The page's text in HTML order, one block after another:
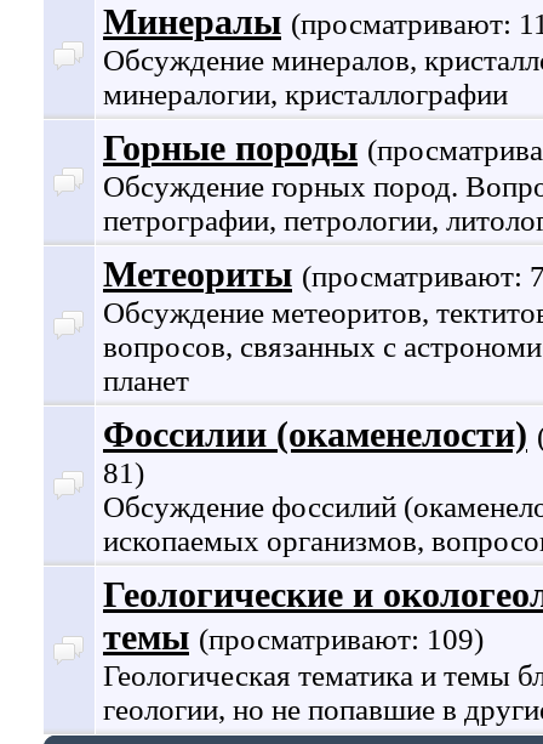
Минералы (просматривают:
Обсуждение минералов,
минералогии, кристаллографии
Горные породы
Обсуждение горных пород.
петрографии, петрологии,
Метеориты (просматривают:
Обсуждение метеоритов,
вопросов, связанных с
планет
Фоссилии (окаменелости)
81)
Обсуждение фоссилий
ископаемых организмов,
Геологические и
темы (просматривают: 109)
Геологическая тематика и темы
геологии, но не попавшие в